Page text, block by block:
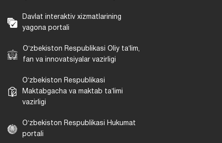
Davlat interaktiv xizmatlarining
yagona portali
Oʻzbekiston Respublikasi Oliy taʼlim,
fan va innovatsiyalar vazirligi
Oʻzbekiston Respublikasi
Maktabgacha va maktab taʼlimi
vazirligi
Oʻzbekiston Respublikasi Hukumat
portali